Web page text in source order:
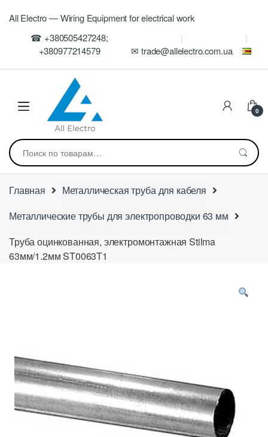
navigation
All Electro — Wiring Equipment for electrical work
☎ +380505427248;
+380977214579
✉ trade@allelectro.com.ua
0
Искать:
Главная
Металлическая труба для кабеля
Металлические трубы для электропроводки 63 мм
Труба оцинкованная, электромонтажная Stilma
63мм/1.2мм ST0063T1